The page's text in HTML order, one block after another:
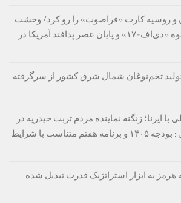
و روسیه کارت «فراصوت» را رو کرد/ وحشت
در پنتاگون؛ استقرار انبوه «دی‌اف‑۱۷» و پایان عصر پدافند آمریکا در
تولید تخم‌نوغان شمال شرق کشور از سرگرفته
ایرنا؛ زنگنه نماینده مردم تربت حیدریه در
مجلس شورای اسلامی : بودجه ۱۴۰۵ و برنامه هفتم متناسب با شرایط
به ابزار استراتژیک قدرت تبدیل شده